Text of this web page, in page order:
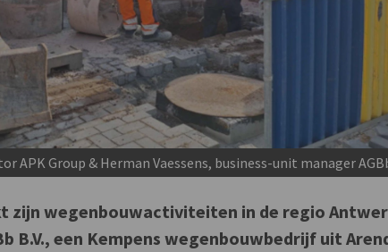
APK Group & Herman Vaessens, business-unit manager
zijn wegenbouwactiviteiten in de regio
B.V., een Kempens wegenbouwbedrijf uit